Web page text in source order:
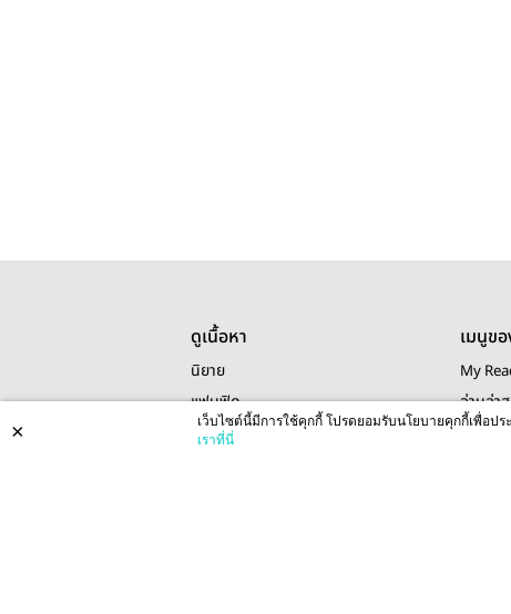
ดูเนื้อหา
นิยาย
แฟนฟิค
การ์ตูน
เมนูข
My
อ่านล่า
My
× เว็บไซต์นี้มีการใช้คุกกี้ โปรดยอมรับนโยบายคุกกี้เพื่อ
เราที่นี่